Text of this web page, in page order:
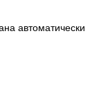
автоматически